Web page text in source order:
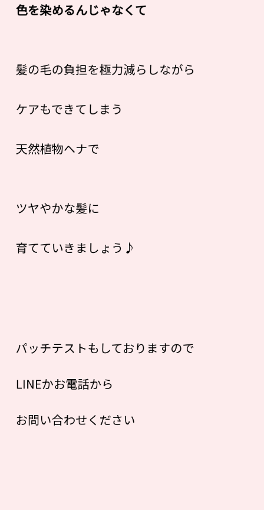
色を染めるんじゃなくて
髪の毛の負担を極力減らしながら
ケアもできてしまう
天然植物ヘナで
ツヤやかな髪に
育てていきましょう♪
パッチテストもしておりますので
LINEかお電話から
お問い合わせください